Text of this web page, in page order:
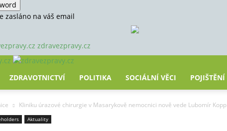
zasláno na váš email
zdravezpravy.cz
ZDRAVOTNICTVÍ POLITIKA SOCIÁLNÍ VĚCI POJIŠTĚNÍ
Kliniku úrazové chirurgie v Masarykově nemocnici nově vede Lubomír Kopp
Aktuality